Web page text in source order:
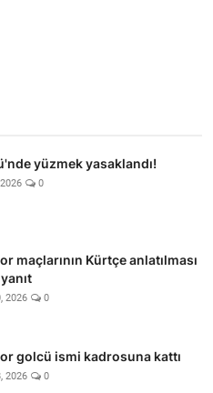
yüzmek yasaklandı!
0
maçlarının Kürtçe anlatılması
2026 0
golcü ismi kadrosuna kattı
2026 0